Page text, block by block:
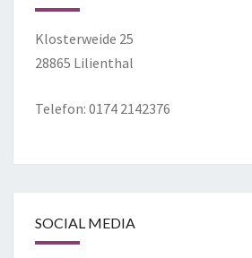
Klosterweide 25
28865 Lilienthal
Telefon: 0174 2142376
SOCIAL MEDIA